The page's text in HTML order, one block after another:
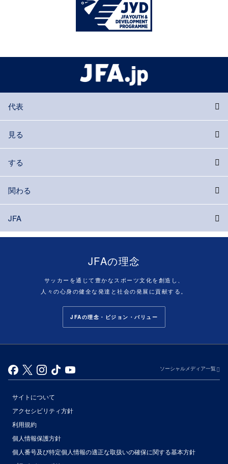
代表
見る
する
関わる
JFA
JFAの理念
サッカーを通じて豊かなスポーツ文化を創造し、
人々の心身の健全な発達と社会の発展に貢献する。
JFAの理念・ビジョン・バリュー
ソーシャルメディア一覧
サイトについて
アクセシビリティ方針
利用規約
個人情報保護方針
個人番号及び特定個人情報の適正な取扱いの確保に関する基本方針